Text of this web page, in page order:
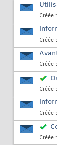
Créée
Créée
Créée
Créée
Créée
Créée